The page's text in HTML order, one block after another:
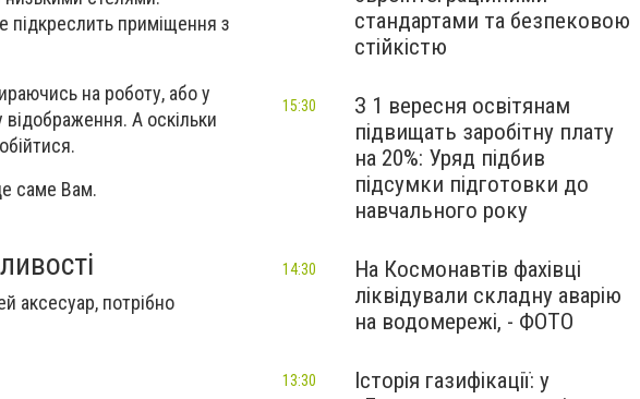
підкреслить приміщення з
на роботу, або у
А оскільки
саме Вам.
аксесуар, потрібно
стандартами та безпековою
стійкістю
З 1 вересня освітянам
підвищать заробітну плату
на 20%: Уряд підбив
підсумки підготовки до
навчального року
15:30
На Космонавтів фахівці
ліквідували складну аварію
на водомережі, - ФОТО
14:30
Історія газифікації: у
13:30